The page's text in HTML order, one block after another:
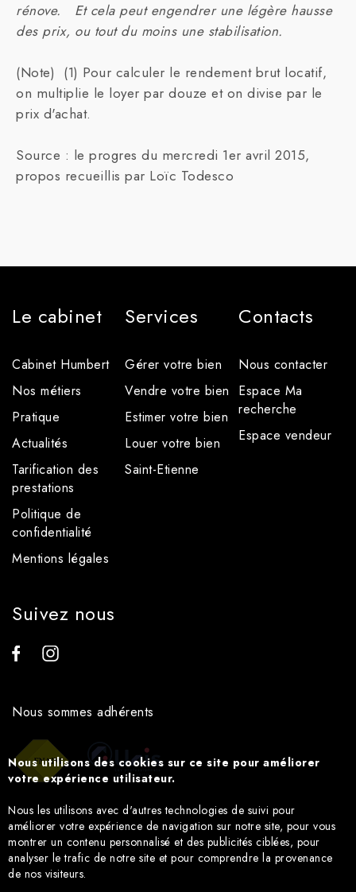
rénove. Et cela peut engendrer une légère hausse
des prix, ou tout du moins une stabilisation.
(Note) (1) Pour calculer le rendement brut locatif,
on multiplie le loyer par douze et on divise par le
prix d'achat.
Source : le progres du mercredi 1er avril 2015,
propos recueillis par Loïc Todesco
Le cabinet
Cabinet Humbert
Nos métiers
Pratique
Actualités
Tarification des
prestations
Politique de
confidentialité
Mentions légales
Services
Gérer votre bien
Vendre votre bien
Estimer votre bien
Louer votre bien
Saint-Etienne
Contacts
Nous contacter
Espace Ma
recherche
Espace vendeur
Suivez nous
Nous sommes adhérents
Nous utilisons des cookies sur ce site pour améliorer
votre expérience utilisateur.
Nous les utilisons avec d'autres technologies de suivi pour
améliorer votre expérience de navigation sur notre site, pour vous
montrer un contenu personnalisé et des publicités ciblées, pour
analyser le trafic de notre site et pour comprendre la provenance
de nos visiteurs.